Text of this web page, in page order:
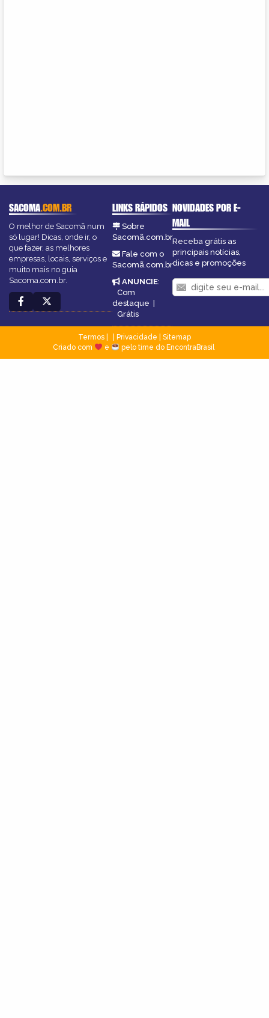
SACOMA.COM.BR
O melhor de Sacomã num
só lugar! Dicas, onde ir, o
que fazer, as melhores
empresas, locais, serviços e
muito mais no guia
Sacoma.com.br.
LINKS RÁPIDOS
Sobre
Sacomã.com.br
Fale com o
Sacomã.com.br
ANUNCIE:
Com
destaque
Grátis
NOVIDADES POR E-
MAIL
Receba grátis as
principais notícias,
dicas e promoções
Termos Privacidade
Sitemap
Criado com
e pelo time do EncontraBrasil